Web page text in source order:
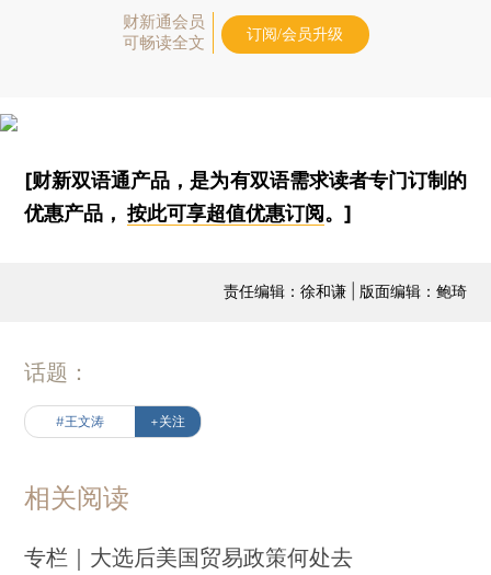
财新通会员
可畅读全文
订阅/会员升级
[财新双语通产品，是为有双语需求读者专门订制的
优惠产品，按此可享超值优惠订阅。]
责任编辑：徐和谦 | 版面编辑：鲍琦
话题：
#王文涛 +关注
相关阅读
专栏｜大选后美国贸易政策何处去